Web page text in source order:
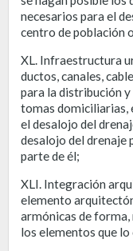
necesarios para el
centro de población
XL. Infraestructura
ductos, canales,
para la distribución
tomas domiciliarias,
el desalojo del
desalojo del drenaje
parte de él;
XLI. Integración
elemento
armónicas de
los elementos que lo